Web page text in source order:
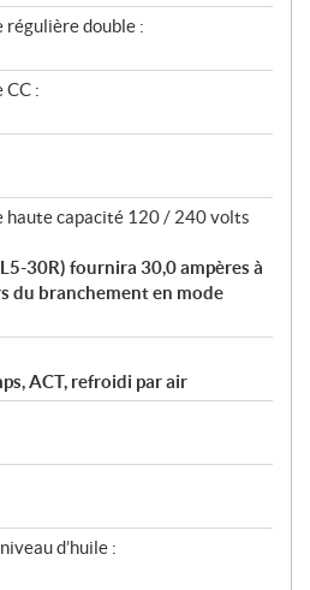
régulière double :
CC :
haute capacité 120 / 240 volts
30R) fournira 30,0 ampères à
du branchement en mode
ACT, refroidi par air
d’huile :